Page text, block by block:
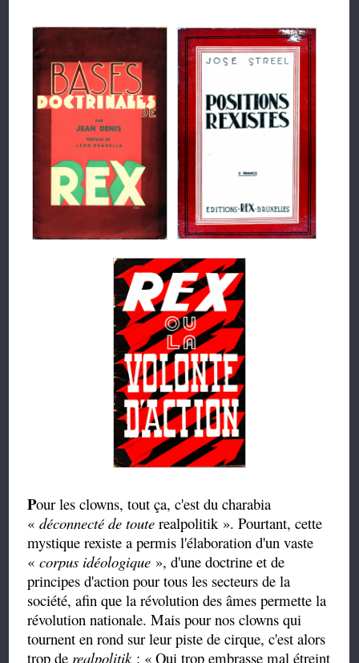
Pour les clowns, tout ça, c'est du charabia
«déconnecté de toute realpolitik ». Pourtant, cette
mystique rexiste a permis l'élaboration d'un vaste
«corpus idéologique », d'une doctrine et de
principes d'action pour tous les secteurs de la
société, afin que la révolution des âmes permette la
révolution nationale. Mais pour nos clowns qui
tournent en rond sur leur piste de cirque, c'est alors
trop de realpolitik : « Qui trop embrasse mal étreint